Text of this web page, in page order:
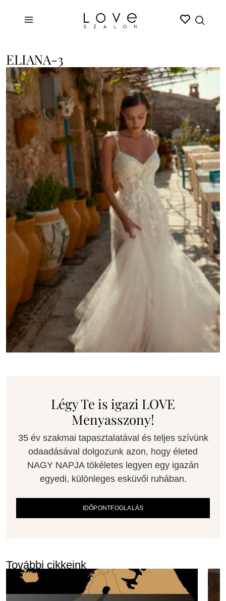
ELIANA-3
Légy Te is igazi LOVE
Menyasszony!
35 év szakmai tapasztalatával és teljes szívünk
odaadásával dolgozunk azon, hogy életed
NAGY NAPJA tökéletes legyen egy igazán
egyedi, különleges esküvői ruhában.
IDŐPONTFOGLALÁS
További cikkeink